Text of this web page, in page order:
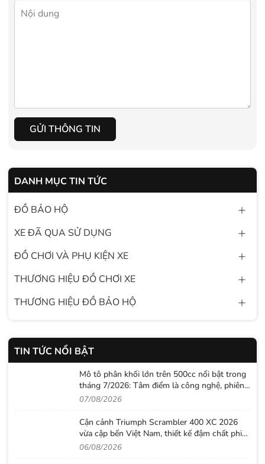
GỬI THÔNG TIN
DANH MỤC TIN TỨC
ĐỒ BẢO HỘ
XE ĐÃ QUA SỬ DỤNG
ĐỒ CHƠI VÀ PHỤ KIỆN XE
THƯƠNG HIỆU ĐỒ CHƠI XE
THƯƠNG HIỆU ĐỒ BẢO HỘ
TIN TỨC NỔI BẬT
Mô tô phân khối lớn trên 500cc nổi bật trong
tháng 7/2026: Tâm điểm là công nghệ, phiên
bản giới hạn và những cấu hình “đỉnh”
07/08/2026
Cận cảnh Triumph Scrambler 400 XC 2026
vừa cập bến Việt Nam, thiết kế đậm chất phiêu
lưu cùng mức giá dễ tiếp cận
06/08/2026